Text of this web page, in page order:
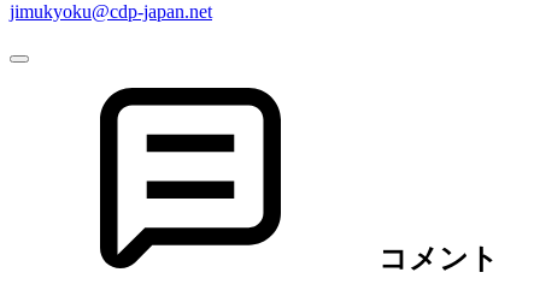
jimukyoku@cdp-japan.net
コメント